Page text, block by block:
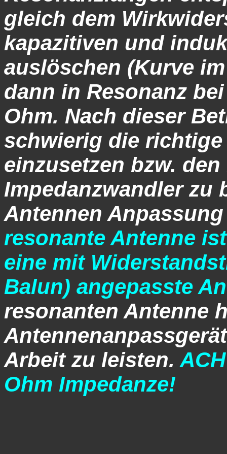
gleich dem
kapazitiven und
auslöschen (Kurve
dann in Resonanz
Ohm. Nach dieser
schwierig die
einzusetzen bzw.
Impedanzwandler zu
Antennen
resonante Antenne
eine mit
Balun) angepasste
resonanten Antenne
Arbeit zu leisten.
Ohm Impedanze!